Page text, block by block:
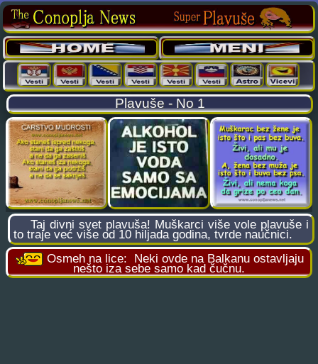
Plavuše - No 1
Taj divni svet plavuša! Muškarci više vole plavuše i
to traje već više od 10 hiljada godina, tvrde naučnici.
Osmeh na lice: Neki ovde na Balkanu ostavljaju
nešto iza sebe samo kad čučnu.